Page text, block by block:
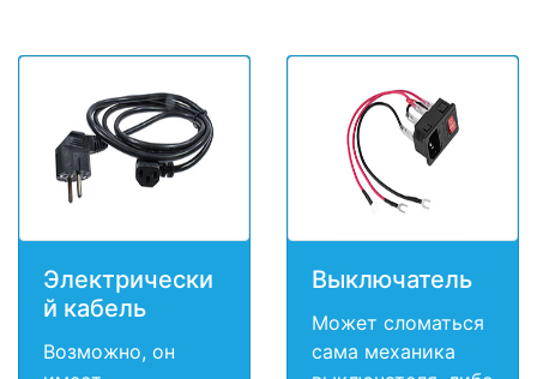
Электрически
й кабель
Возможно, он
Выключатель
Может сломаться
сама механика